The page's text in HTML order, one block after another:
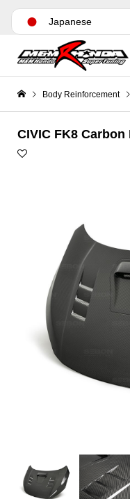
Body Reinforcement
CIVIC FK8 Carbon
Japanese